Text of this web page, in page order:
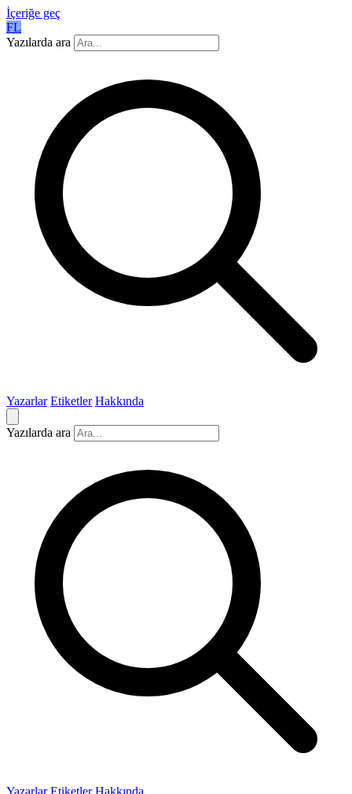
İçeriğe geç
FL
Yazılarda ara
Yazarlar Etiketler Hakkında
Yazılarda ara
Yazarlar Etiketler Hakkında